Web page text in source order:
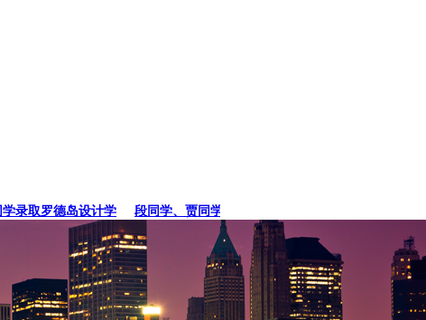
取罗德岛设计学 段同学、贾同学录取纽约